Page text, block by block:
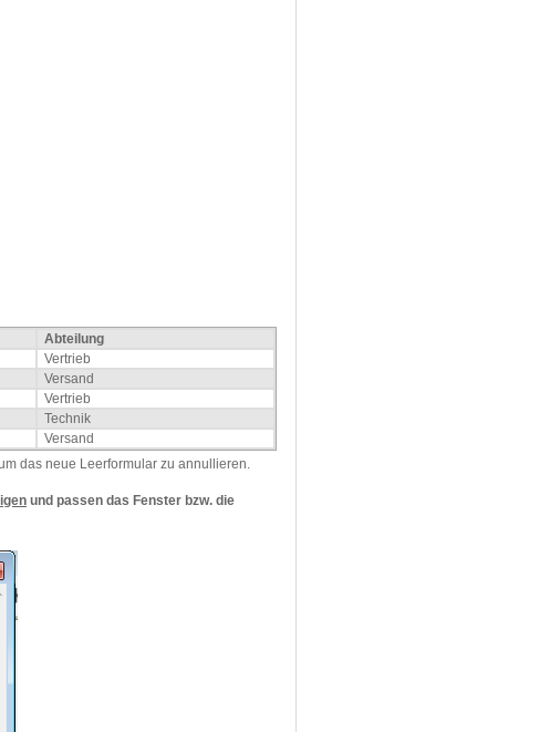
Abteilung
Vertrieb
Versand
Vertrieb
Technik
Versand
das neue Leerformular zu annullieren.
und passen das Fenster bzw. die